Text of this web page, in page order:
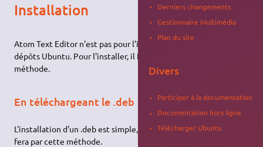
Installation
Atom Text Editor n'est pas pour l'instant présent dans les
dépôts Ubuntu. Pour l'installer, il faut donc utiliser une autre
méthode.
En téléchargeant le .deb
L'installation d'un .deb est simple, mais aucune mise à jour ne se
fera par cette méthode.
Derniers changements
Gestionnaire Multimédia
Plan du site
Divers
Participer à la documentation
Documentation hors ligne
Télécharger Ubuntu